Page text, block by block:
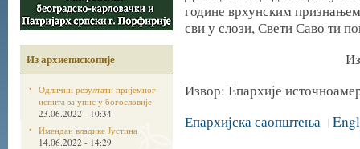
Из архиепископије
Одлични резултати пријемног
испита за упис у богословије
23.06.2022 - 10:34
Имендан владике Јустина
14.06.2022 - 14:29
године врхунским
сви у слози, Свети Саво ти
Извор: Епархије
Епархијска саопштења |